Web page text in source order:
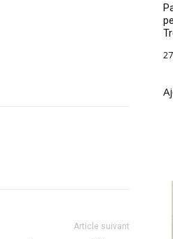
Article suivant